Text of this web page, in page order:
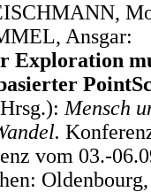
Ansgar:
Exploration
Mensch
vom 03.-